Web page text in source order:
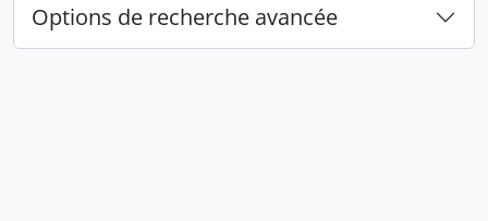
Options de recherche avancée